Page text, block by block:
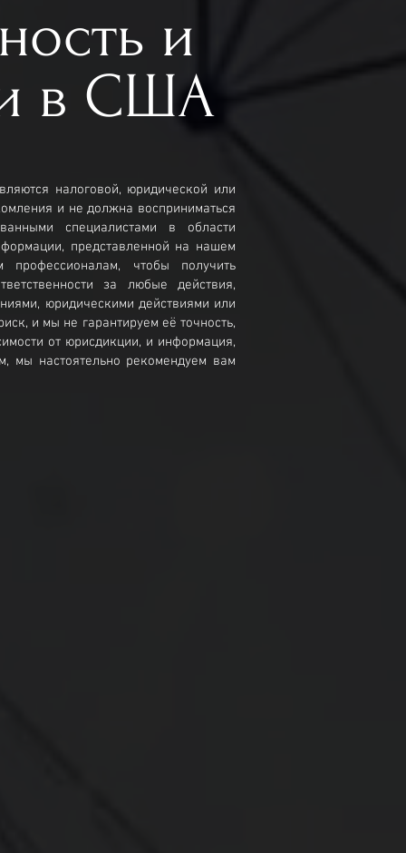
и
в США
налоговой, юридической или
и не должна восприниматься
специалистами в области
представленной на нашем
чтобы получить
за любые действия,
юридическими действиями или
и мы не гарантируем её точность,
от юрисдикции, и информация,
мы настоятельно рекомендуем вам